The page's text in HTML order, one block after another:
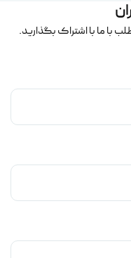
با ما با اشتراک بگذارید.